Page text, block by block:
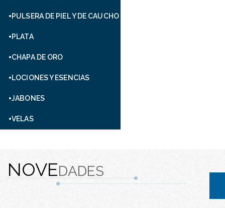
PULSERA DE PIEL Y DE CAUCHO
PLATA
CHAPA DE ORO
LOCIONES Y ESENCIAS
JABONES
VELAS
NOVEDADES